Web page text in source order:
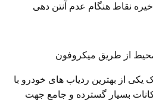
نقاط هنگام عدم آنتن دهی
از طریق میکروفون
از بهترین ردیاب های خودرو با
بسیار گسترده و جامع جهت